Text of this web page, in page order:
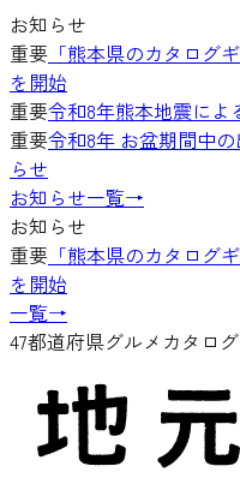
お知らせ
重要 「熊本県のカタログ
を開始
重要令和8年熊本地震によ
重要令和8年 お盆期間中
らせ
お知らせ一覧→
お知らせ
重要 「熊本県のカタログ
を開始
一覧→
47都道府県グルメカタロ